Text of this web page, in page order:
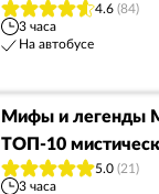
4.6 (84)
3 часа
На автобусе
Мифы и легенды
ТОП-10
5.0 (21)
3 часа